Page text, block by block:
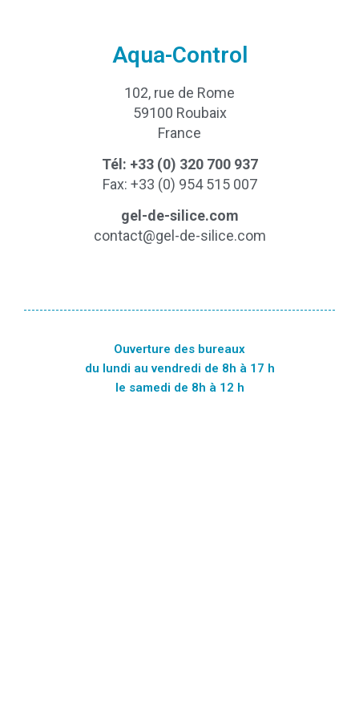
Aqua-Control
102, rue de Rome
59100 Roubaix
France
Tél: +33 (0) 320 700 937
Fax: +33 (0) 954 515 007
gel-de-silice.com
contact@gel-de-silice.com
Ouverture des bureaux
du lundi au vendredi de 8h à 17 h
le samedi de 8h à 12 h